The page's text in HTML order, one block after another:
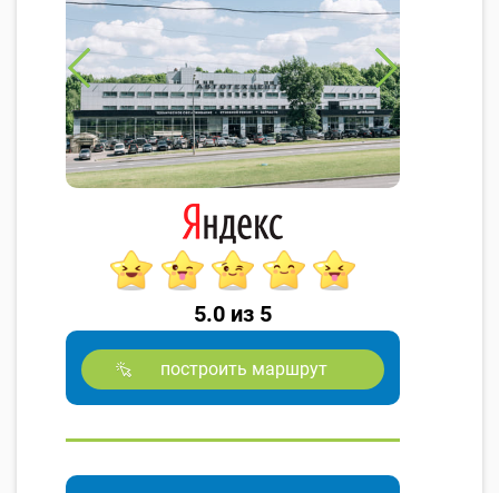
5.0 из 5
построить маршрут